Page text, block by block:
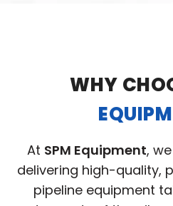
WHY
At SPM Equipment,
delivering high-quality,
pipeline equipment